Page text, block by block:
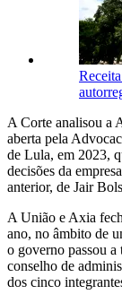
A Corte analisou a
aberta pela
de Lula, em 2023,
decisões da
anterior, de Jair
A União e Axia
ano, no âmbito de
o governo passou
conselho de
dos cinco